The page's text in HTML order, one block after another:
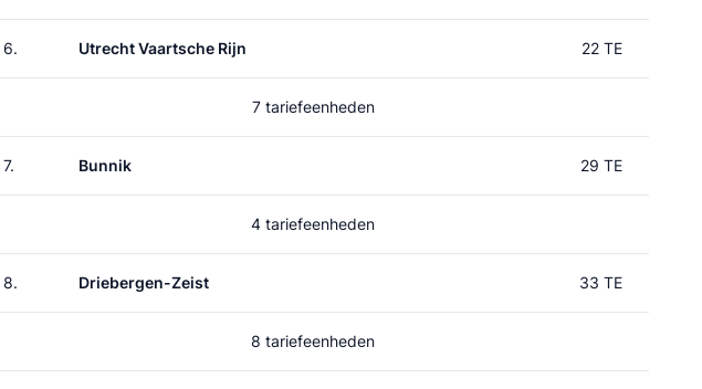
6. Utrecht Vaartsche Rijn 22 TE
7 tariefeenheden
7. Bunnik 29 TE
4 tariefeenheden
8. Driebergen-Zeist 33 TE
8 tariefeenheden